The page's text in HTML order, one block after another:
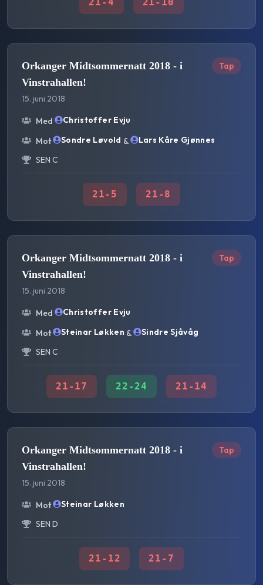
Orkanger Midtsommernatt 2018 - i
Vinstrahallen!
15. juni 2018
Tap
Med
Christoffer Evju
Mot
Sondre Løvold &
Lars Kåre Gjønnes
SEN C
21- 5 21 -8
Orkanger Midtsommernatt 2018 - i
Vinstrahallen!
15. juni 2018
Tap
Med
Christoffer Evju
Mot
Steinar Løkken &
Sindre Sjåvåg
SEN C
21 -17 22 -24 21 -14
Orkanger Midtsommernatt 2018 - i
Vinstrahallen!
15. juni 2018
Tap
Mot
Steinar Løkken
SEN D
21 - 12 21 - 7